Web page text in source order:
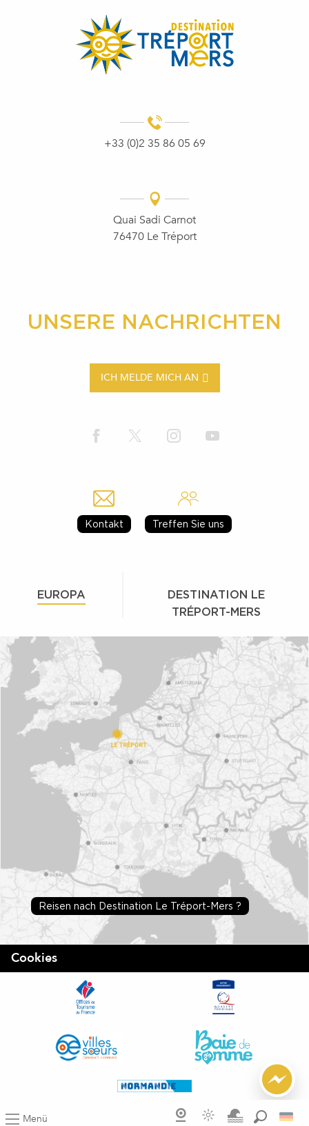
Menü
+33 (0)2 35 86 05 69
Quai Sadi Carnot
76470 Le Tréport
UNSERE NACHRICHTEN
ICH MELDE MICH AN
Kontakt Treffen Sie uns
EUROPA
DESTINATION LE
TRÉPORT-MERS
Reisen nach Destination Le Tréport-Mers ?
Cookies